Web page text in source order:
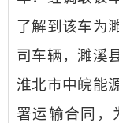
了解到该车为
司车辆，濉溪
淮北市中皖能
署运输合同，